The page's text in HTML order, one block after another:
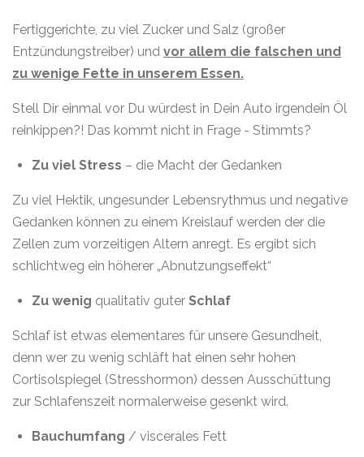
Fertiggerichte, zu viel Zucker und Salz (großer
Entzündungstreiber) und vor allem die falschen und
zu wenige Fette in unserem Essen.
Stell Dir einmal vor Du würdest in Dein Auto irgendein Öl
reinkippen?! Das kommt nicht in Frage - Stimmts?
Zu viel Stress – die Macht der Gedanken
Zu viel Hektik, ungesunder Lebensrythmus und negative
Gedanken können zu einem Kreislauf werden der die
Zellen zum vorzeitigen Altern anregt. Es ergibt sich
schlichtweg ein höherer „Abnutzungseffekt“
Zu wenig qualitativ guter Schlaf
Schlaf ist etwas elementares für unsere Gesundheit,
denn wer zu wenig schläft hat einen sehr hohen
Cortisolspiegel (Stresshormon) dessen Ausschüttung
zur Schlafenszeit normalerweise gesenkt wird.
Bauchumfang / viscerales Fett